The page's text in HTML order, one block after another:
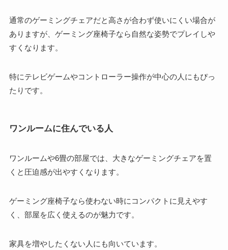
通常のゲーミングチェアだと高さが合わず使いにくい場合が
ありますが、ゲーミング座椅子なら自然な姿勢でプレイしや
すくなります。
特にテレビゲームやコントローラー操作が中心の人にもぴっ
たりです。
ワンルームに住んでいる人
ワンルームや6畳の部屋では、大きなゲーミングチェアを置
くと圧迫感が出やすくなります。
ゲーミング座椅子なら使わない時にコンパクトに見えやす
く、部屋を広く使えるのが魅力です。
家具を増やしたくない人にも向いています。